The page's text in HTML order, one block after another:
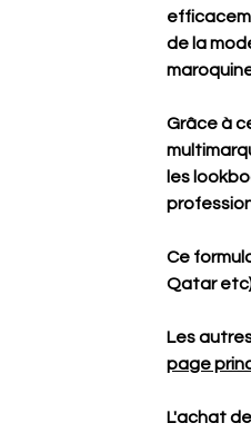
de la
Grâce à
les
Ce
Qatar
Les
page
L'achat